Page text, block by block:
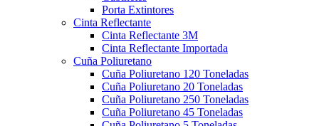
Porta Extintores
Cinta Reflectante
Cinta Reflectante 3M
Cinta Reflectante Importada
Cuña Poliuretano
Cuña Poliuretano 120 Toneladas
Cuña Poliuretano 20 Toneladas
Cuña Poliuretano 250 Toneladas
Cuña Poliuretano 45 Toneladas